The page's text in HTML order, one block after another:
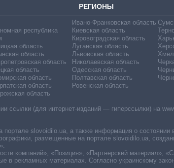
РЕГИОНЫ
республика
область
область
область
область
область
область
область
Ивано-Франковская область
Киевская область
Кировоградская область
Луганская область
Львовская область
Николаевская область
Одесская область
Полтавская область
Ровенская область
ссылки (для интернет-изданий — гиперссылки) на
slovoidilo.ua, а также информация о состоянии
размещенные на портале slovoidilo.ua,
компаний», «Позиция», «Партнерский материал»,
в рекламных материалах. Согласно украинскому